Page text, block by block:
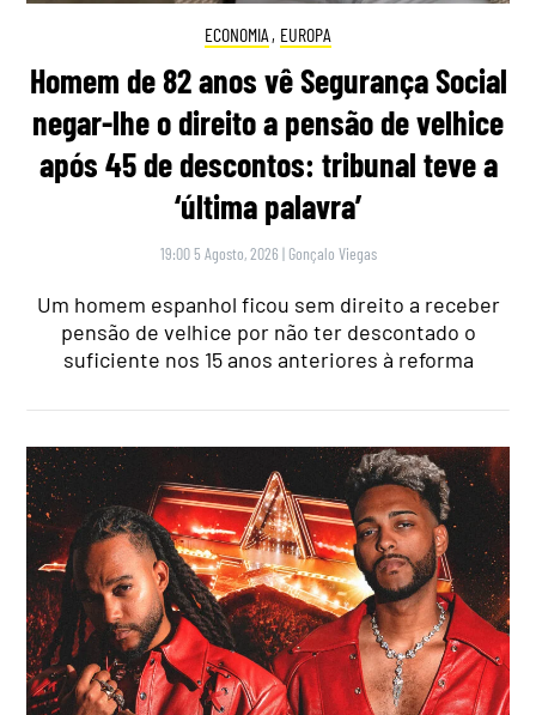
ECONOMIA , EUROPA
Homem de 82 anos vê Segurança Social
negar-lhe o direito a pensão de velhice
após 45 de descontos: tribunal teve a
‘última palavra’
19:00 5 Agosto, 2026 | Gonçalo Viegas
Um homem espanhol ficou sem direito a receber
pensão de velhice por não ter descontado o
suficiente nos 15 anos anteriores à reforma